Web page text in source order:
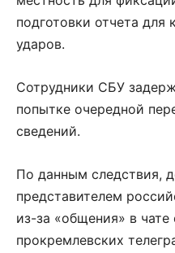
подготовки отчета
ударов.
Сотрудники СБУ
попытке очередной
сведений.
По данным следствия,
представителем
из-за «общения» в чате
прокремлевских